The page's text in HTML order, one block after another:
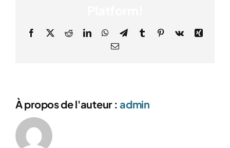
Facebook
X RedditLinkedInWhatsApp
TelegramTumblr Pinterest
Vk
Xing
Email
À propos de l'auteur :admin